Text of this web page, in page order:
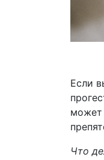
Если
может
Что